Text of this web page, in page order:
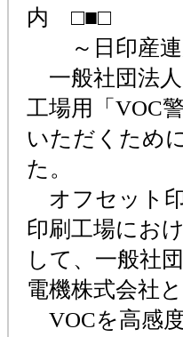
内 □■□
～日印産連
一般社団法
工場用「VOC
いただくため
た。
オフセット
印刷工場にお
して、一般社
電機株式会社
VOCを高感